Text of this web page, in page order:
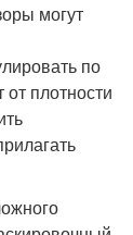
могут
по
плотности